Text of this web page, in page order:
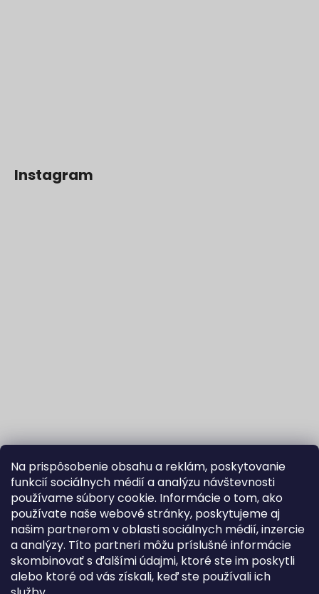
Na prispôsobenie obsahu a reklám, poskytovanie
funkcií sociálnych médií a analýzu návštevnosti
používame súbory cookie. Informácie o tom, ako
používate naše webové stránky, poskytujeme aj
našim partnerom v oblasti sociálnych médií, inzercie
a analýzy. Títo partneri môžu príslušné informácie
skombinovať s ďalšími údajmi, ktoré ste im poskytli
alebo ktoré od vás získali, keď ste používali ich
Instagram
Sledovať na Instagrame
Fortuna Aurum na Heureka.sk